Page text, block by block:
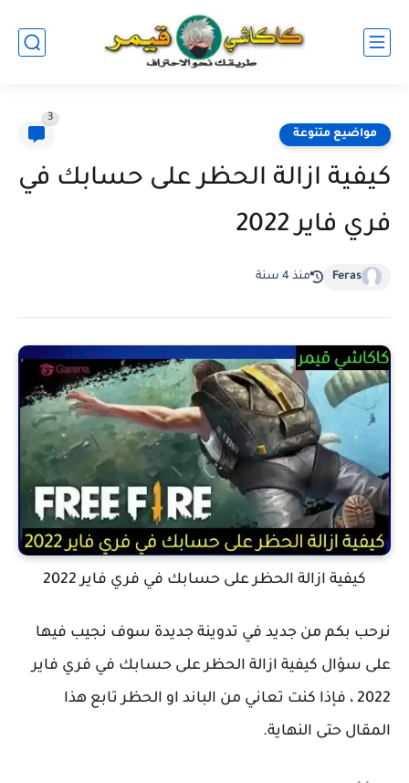
مواضيع متنوعة
3
كيفية ازالة الحظر على حسابك في
فري فاير 2022
Feras منذ 4 سنة
كيفية ازالة الحظر على حسابك في فري فاير 2022
نرحب بكم من جديد في تدوينة جديدة سوف نجيب فيها
على سؤال كيفية ازالة الحظر على حسابك في فري فاير
2022 ، فإذا كنت تعاني من الباند او الحظر تابع هذا
المقال حتى النهاية.